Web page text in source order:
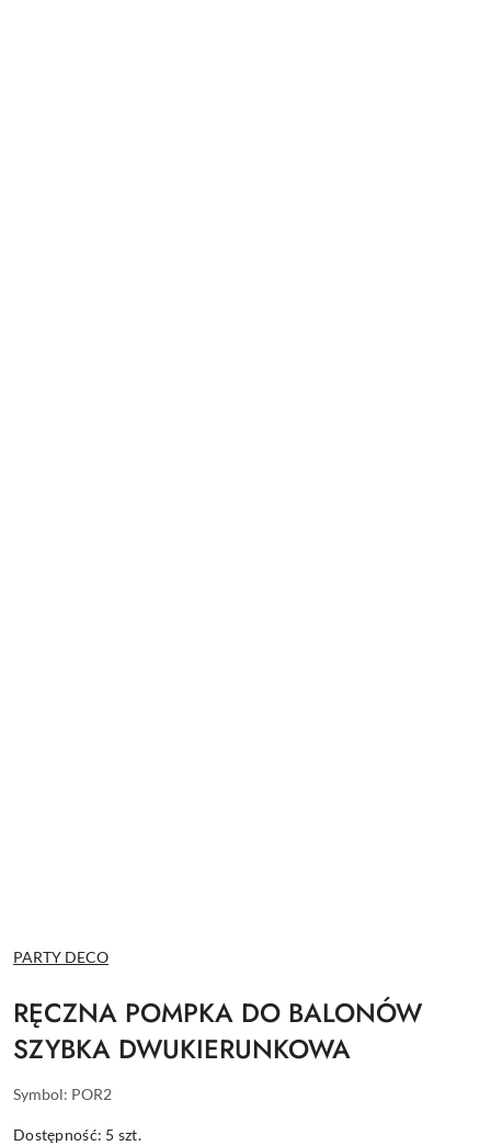
NAZWA
PRODUCENTA:
PARTY DECO
RĘCZNA POMPKA DO BALONÓW
SZYBKA DWUKIERUNKOWA
Symbol: POR2
Dostępność: 5 szt.